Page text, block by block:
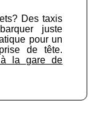
Des taxis
juste
pour un
de tête.
la gare de